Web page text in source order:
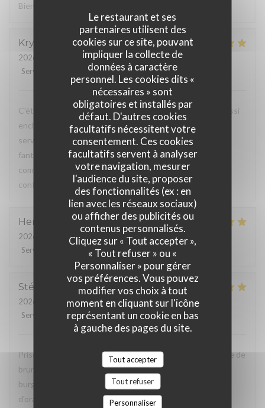
Le restaurant et ses
partenaires utilisent des
cookies sur ce site, pouvant
impliquer la collecte de
données à caractère
personnel. Les cookies dits «
nécessaires » sont
obligatoires et installés par
défaut. D'autres cookies
facultatifs nécessitent votre
consentement. Ces cookies
facultatifs servent à analyser
votre navigation, mesurer
l'audience du site, proposer
des fonctionnalités (ex : en
lien avec les réseaux sociaux)
ou afficher des publicités ou
contenus personnalisés.
Cliquez sur « Tout accepter »,
« Tout refuser » ou «
Personnaliser » pour gérer
vos préférences. Vous pouvez
modifier vos choix à tout
moment en cliquant sur l'icône
représentant un cookie en bas
à gauche des pages du site.
Tout accepter
Tout refuser
Personnaliser
Bien évidemment !
Krystale
2026-05-31
- 10:00 - Couverts 2
Service
Ambiance: 5/5 Cuisine :5/5 Qualité / Prix
C'était la quatrième fois que j'y allais et je suis toujours aussi
enchantée ! Le lieu est vraiment sympa, les serveurs et
serveuses sont très agréables et la nourriture est
fantastique. Je m'y rends à chaque fois pour la même
commande : la formule brunch et les tartines beurre-
confiture... délicieux !
Henri
2026-05-25
- 20:00 - Couverts 10
Service
Ambiance: 5/5 Cuisine: /5 Qualité / Prix
Stéphanie
2026-05-24
- 12:00 - Couverts 2
Service
Ambiance:5/5 Cuisine: 5/5 Qualité / Prix
Prise en charge plutôt rapide (20 mns) de notre commande de
brunch qui est complet avec du salé (oeufs brouillés, mini
burger, tatine guacamole/radis, salade) et du sucré (jus
d'orange, cake, granola au fromage blanc) avec boisson